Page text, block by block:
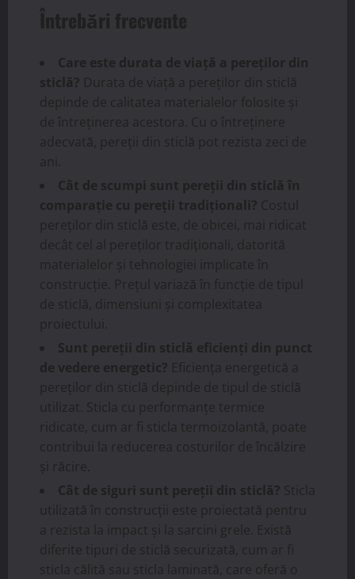
Întrebări frecvente
Care este durata de viață a pereților din
sticlă? Durata de viață a pereților din sticlă
depinde de calitatea materialelor folosite și
de întreținerea acestora. Cu o întreținere
adecvată, pereții din sticlă pot rezista zeci de
ani.
Cât de scumpi sunt pereții din sticlă în
comparație cu pereții tradiționali? Costul
pereților din sticlă este, de obicei, mai ridicat
decât cel al pereților tradiționali, datorită
materialelor și tehnologiei implicate în
construcție. Prețul variază în funcție de tipul
de sticlă, dimensiuni și complexitatea
proiectului.
Sunt pereții din sticlă eficienți din punct
de vedere energetic? Eficiența energetică a
pereților din sticlă depinde de tipul de sticlă
utilizat. Sticla cu performanțe termice
ridicate, cum ar fi sticla termoizolantă, poate
contribui la reducerea costurilor de încălzire
și răcire.
Cât de siguri sunt pereții din sticlă? Sticla
utilizată în construcții este proiectată pentru
a rezista la impact și la sarcini grele. Există
diferite tipuri de sticlă securizată, cum ar fi
sticla călită sau sticla laminată, care oferă o